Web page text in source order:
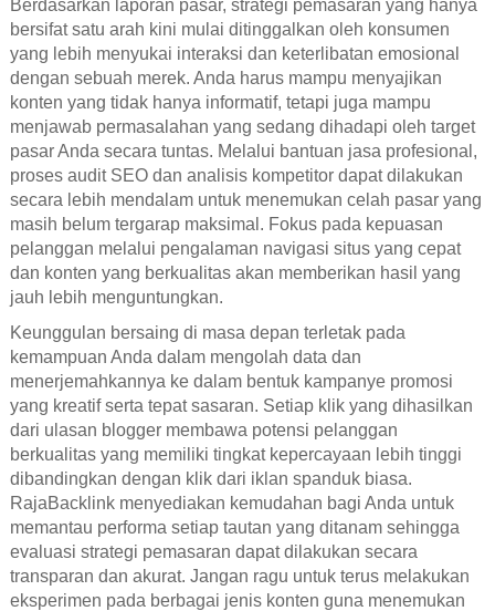
Berdasarkan laporan pasar, strategi pemasaran yang hanya
bersifat satu arah kini mulai ditinggalkan oleh konsumen
yang lebih menyukai interaksi dan keterlibatan emosional
dengan sebuah merek. Anda harus mampu menyajikan
konten yang tidak hanya informatif, tetapi juga mampu
menjawab permasalahan yang sedang dihadapi oleh target
pasar Anda secara tuntas. Melalui bantuan jasa profesional,
proses audit SEO dan analisis kompetitor dapat dilakukan
secara lebih mendalam untuk menemukan celah pasar yang
masih belum tergarap maksimal. Fokus pada kepuasan
pelanggan melalui pengalaman navigasi situs yang cepat
dan konten yang berkualitas akan memberikan hasil yang
jauh lebih menguntungkan.
Keunggulan bersaing di masa depan terletak pada
kemampuan Anda dalam mengolah data dan
menerjemahkannya ke dalam bentuk kampanye promosi
yang kreatif serta tepat sasaran. Setiap klik yang dihasilkan
dari ulasan blogger membawa potensi pelanggan
berkualitas yang memiliki tingkat kepercayaan lebih tinggi
dibandingkan dengan klik dari iklan spanduk biasa.
RajaBacklink menyediakan kemudahan bagi Anda untuk
memantau performa setiap tautan yang ditanam sehingga
evaluasi strategi pemasaran dapat dilakukan secara
transparan dan akurat. Jangan ragu untuk terus melakukan
eksperimen pada berbagai jenis konten guna menemukan